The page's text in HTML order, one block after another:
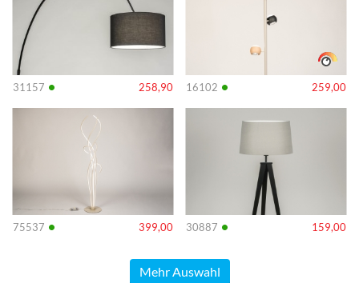
31157 • 258,90 16102 • 259,00
75537 • 399,00
Info
30887 • 159,00
Info
Mehr Auswahl